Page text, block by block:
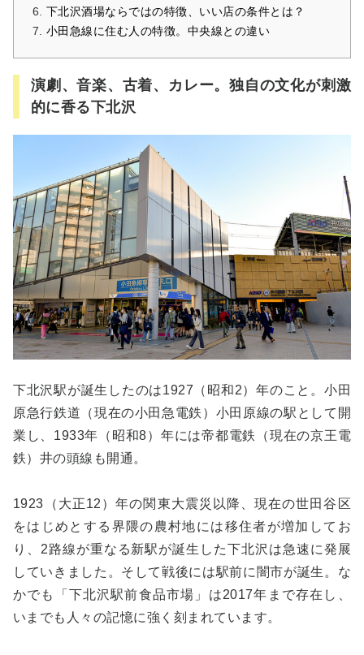
下北沢酒場ならではの特徴、いい店の条件とは？
小田急線に住む人の特徴。中央線との違い
演劇、音楽、古着、カレー。独自の文化が刺激
的に香る下北沢
下北沢駅が誕生したのは1927（昭和2）年のこと。小田
原急行鉄道（現在の小田急電鉄）小田原線の駅として開
業し、1933年（昭和8）年には帝都電鉄（現在の京王電
鉄）井の頭線も開通。
1923（大正12）年の関東大震災以降、現在の世田谷区
をはじめとする界隈の農村地には移住者が増加してお
り、2路線が重なる新駅が誕生した下北沢は急速に発展
していきました。そして戦後には駅前に闇市が誕生。な
かでも「下北沢駅前食品市場」は2017年まで存在し、
いまでも人々の記憶に強く刻まれています。